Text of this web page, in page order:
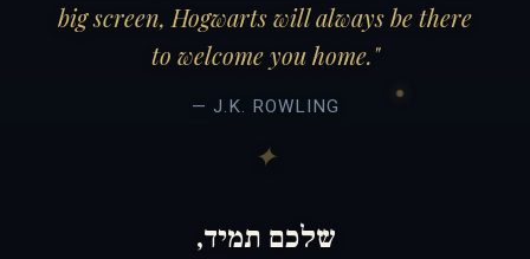
big screen, Hogwarts will always be there
to welcome you home."
— J.K. ROWLING
שלכם תמיד,